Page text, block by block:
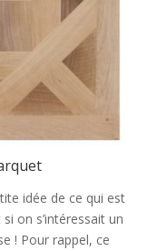
idée de ce qui est
on s’intéressait un
! Pour rappel, ce